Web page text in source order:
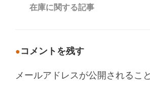
カ
在庫に関する記事
コメントを残す
メールアドレスが公開されるこ